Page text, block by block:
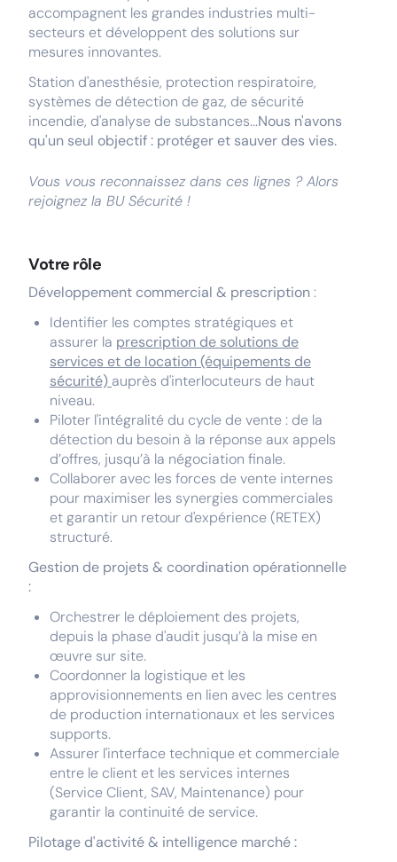
accompagnent les grandes industries multi-
secteurs et développent des solutions sur
mesures innovantes.
Station d'anesthésie, protection respiratoire,
systèmes de détection de gaz, de sécurité
incendie, d'analyse de substances...Nous n'avons
qu'un seul objectif : protéger et sauver des vies.
Vous vous reconnaissez dans ces lignes ? Alors
rejoignez la BU Sécurité !
Votre rôle
Développement commercial & prescription:
Identifier les comptes stratégiques et
assurer la prescription de solutions de
services et de location (équipements de
sécurité) auprès d'interlocuteurs de haut
niveau.
Piloter l'intégralité du cycle de vente : de la
détection du besoin à la réponse aux appels
d’offres, jusqu’à la négociation finale.
Collaborer avec les forces de vente internes
pour maximiser les synergies commerciales
et garantir un retour d'expérience (RETEX)
structuré.
Gestion de projets & coordination opérationnelle
:
Orchestrer le déploiement des projets,
depuis la phase d'audit jusqu’à la mise en
œuvre sur site.
Coordonner la logistique et les
approvisionnements en lien avec les centres
de production internationaux et les services
supports.
Assurer l'interface technique et commerciale
entre le client et les services internes
(Service Client, SAV, Maintenance) pour
garantir la continuité de service.
Pilotage d'activité & intelligence marché :